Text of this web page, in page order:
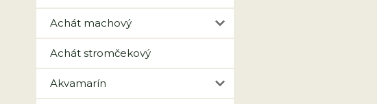
Achát machový
Achát stromčekový
Akvamarín